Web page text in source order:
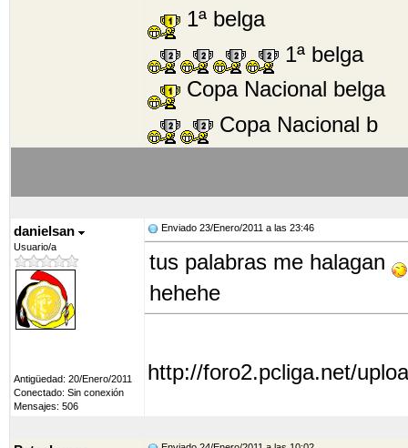
1ª belga
1ª belga
Copa Nacional belga
Copa Nacional b
danielsan
Usuario/a
Antigüedad: 20/Enero/2011
Conectado: Sin conexión
Mensajes: 506
Enviado 23/Enero/2011 a las 23:46
tus palabras me halagan
hehehe
http://foro2.pcliga.net/